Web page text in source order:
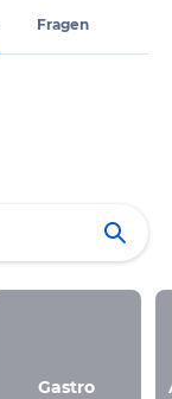
Fragen
Gastro